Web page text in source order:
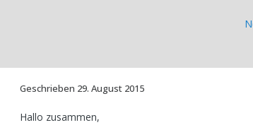
Geschrieben 29. August 2015
Hallo zusammen,